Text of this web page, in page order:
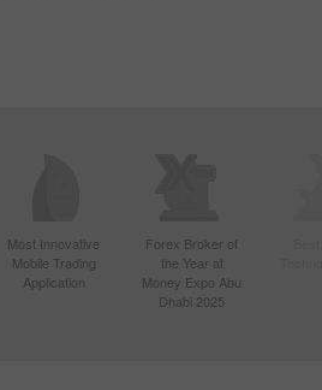
Most Innovative
Mobile Trading
Application
Forex Broker of
the Year at
Money Expo Abu
Dhabi 2025